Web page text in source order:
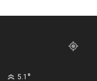
5.1 °